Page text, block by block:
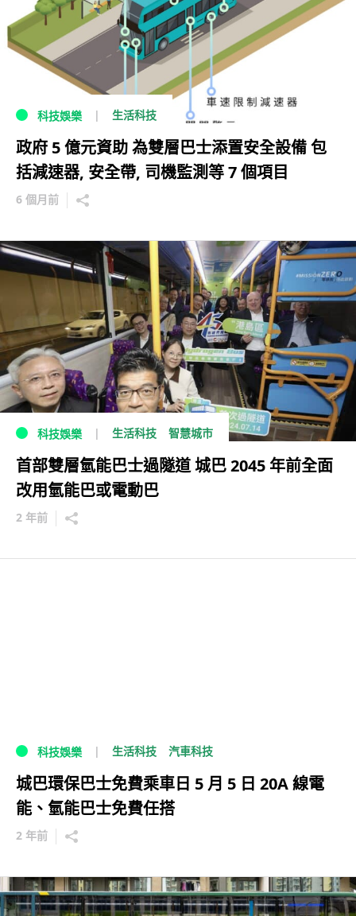
科技娛樂 生活科技
政府 5 億元資助 為雙層巴士添置安全設備 包
括減速器, 安全帶, 司機監測等 7 個項目
6 個月前
科技娛樂 生活科技 智慧城市
首部雙層氫能巴士過隧道 城巴 2045 年前全面
改用氫能巴或電動巴
2 年前
科技娛樂 生活科技 汽車科技
城巴環保巴士免費乘車日 5 月 5 日 20A 線電
能、氫能巴士免費任搭
2 年前